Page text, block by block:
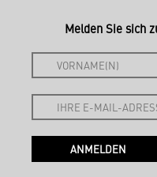
Melden Sie sich